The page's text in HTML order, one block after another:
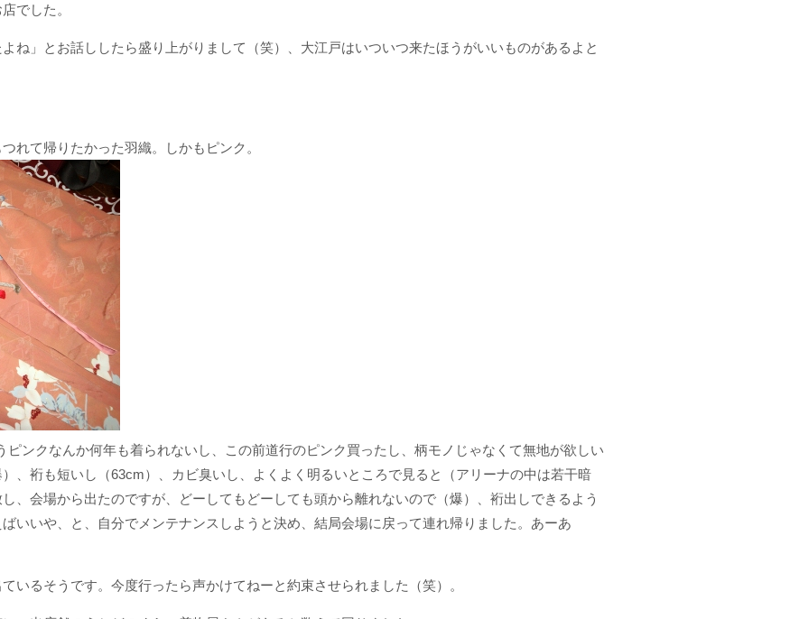
でした。
ね」とお話ししたら盛り上がりまして（笑）、大江戸はいついつ来たほうがいいものがあるよと
れて帰りたかった羽織。しかもピンク。
ピンクなんか何年も着られないし、この前道行のピンク買ったし、柄モノじゃなくて無地が欲しい
、裄も短いし（63cm）、カビ臭いし、よくよく明るいところで見ると（アリーナの中は若干暗
、会場から出たのですが、どーしてもどーしても頭から離れないので（爆）、裄出しできるよう
いいや、と、自分でメンテナンスしようと決め、結局会場に戻って連れ帰りました。あーあ
いるそうです。今度行ったら声かけてねーと約束させられました（笑）。